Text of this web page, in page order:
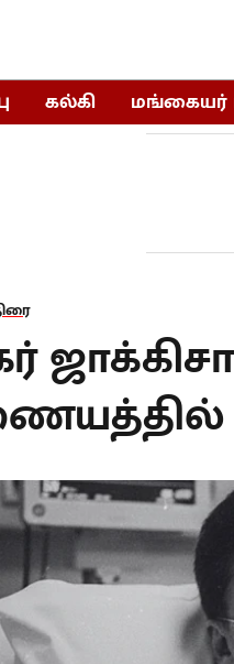
கல்கி மங்கையர்